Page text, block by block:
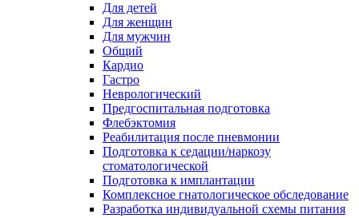
Для детей
Для женщин
Для мужчин
Общий
Кардио
Гастро
Неврологический
Предгоспитальная подготовка
Флебэктомия
Реабилитация после пневмонии
Подготовка к седации/наркозу
стоматологической
Подготовка к имплантации
Комплексное гнатологическое обследование
Разработка индивидуальной схемы питания